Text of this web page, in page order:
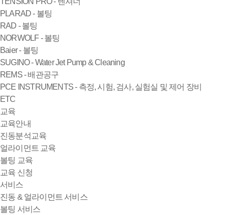
PLARAD - 볼팅
RAD - 볼팅
NORWOLF - 볼팅
Baier - 볼팅
SUGINO - Water Jet Pump & Cleaning
REMS - 배관공구
PCE INSTRUMENTS - 측정, 시험, 검사, 실험실 및 제어 장비
ETC
교육
교육안내
진동분석교육
얼라이먼트 교육
볼팅 교육
교육 신청
서비스
진동 & 얼라이먼트 서비스
볼팅 서비스